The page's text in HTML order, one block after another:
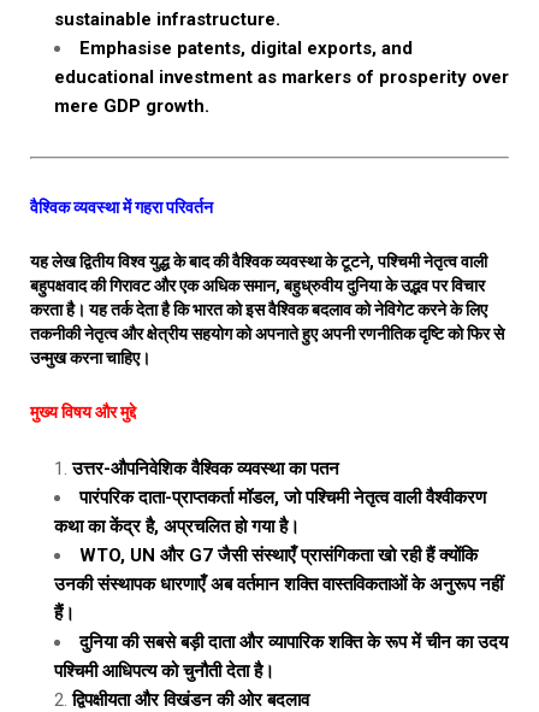
sustainable infrastructure.
Emphasise patents, digital exports, and
educational investment as markers of prosperity over
mere GDP growth.
वैश्विक व्यवस्था में गहरा परिवर्तन
यह लेख द्वितीय विश्व युद्ध के बाद की वैश्विक व्यवस्था के टूटने, पश्चिमी नेतृत्व वाली
बहुपक्षवाद की गिरावट और एक अधिक समान, बहुध्रुवीय दुनिया के उद्भव पर विचार
करता है। यह तर्क देता है कि भारत को इस वैश्विक बदलाव को नेविगेट करने के लिए
तकनीकी नेतृत्व और क्षेत्रीय सहयोग को अपनाते हुए अपनी रणनीतिक दृष्टि को फिर से
उन्मुख करना चाहिए।
मुख्य विषय और मुद्दे
उत्तर-औपनिवेशिक वैश्विक व्यवस्था का पतन
पारंपरिक दाता-प्राप्तकर्ता मॉडल, जो पश्चिमी नेतृत्व वाली वैश्वीकरण
कथा का केंद्र है, अप्रचलित हो गया है।
WTO, UN और G7 जैसी संस्थाएँ प्रासंगिकता खो रही हैं क्योंकि
उनकी संस्थापक धारणाएँ अब वर्तमान शक्ति वास्तविकताओं के अनुरूप नहीं
हैं।
दुनिया की सबसे बड़ी दाता और व्यापारिक शक्ति के रूप में चीन का उदय
पश्चिमी आधिपत्य को चुनौती देता है।
द्विपक्षीयता और विखंडन की ओर बदलाव